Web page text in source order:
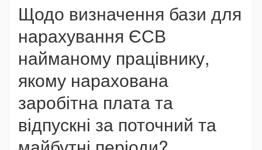
Щодо визначення бази для
нарахування ЄСВ
найманому працівнику,
якому нарахована
заробітна плата та
відпускні за поточний та